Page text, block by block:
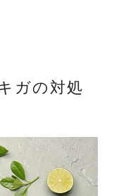
ガの対処